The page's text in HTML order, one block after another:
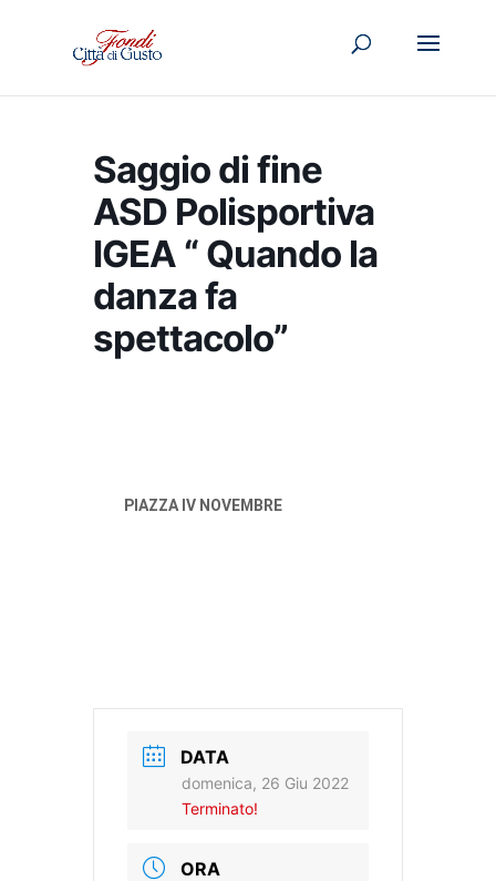
Saggio di fine
ASD Polisportiva
IGEA “ Quando la
danza fa
spettacolo”
PIAZZA IV NOVEMBRE
DATA
domenica, 26 Giu 2022
Terminato!
ORA